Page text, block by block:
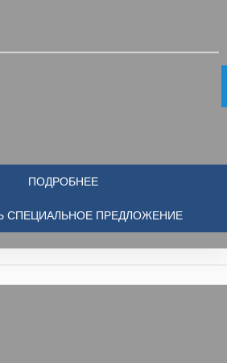
ПОДРОБНЕЕ
СПЕЦИАЛЬНОЕ ПРЕДЛОЖЕНИЕ